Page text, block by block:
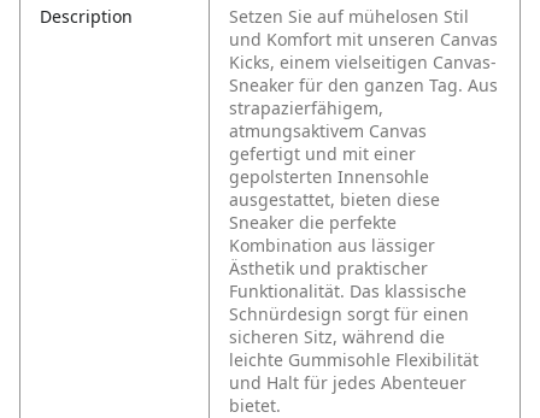
Description
Setzen Sie auf mühelosen Stil
und Komfort mit unseren Canvas
Kicks, einem vielseitigen Canvas-
Sneaker für den ganzen Tag. Aus
strapazierfähigem,
atmungsaktivem Canvas
gefertigt und mit einer
gepolsterten Innensohle
ausgestattet, bieten diese
Sneaker die perfekte
Kombination aus lässiger
Ästhetik und praktischer
Funktionalität. Das klassische
Schnürdesign sorgt für einen
sicheren Sitz, während die
leichte Gummisohle Flexibilität
und Halt für jedes Abenteuer
bietet.